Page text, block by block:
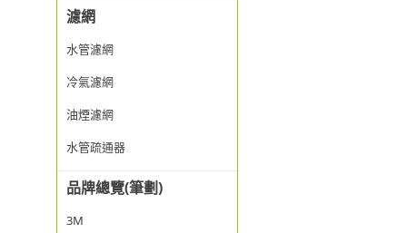
濾網
水管濾網
冷氣濾網
油煙濾網
水管疏通器
品牌總覽(筆劃)
3M